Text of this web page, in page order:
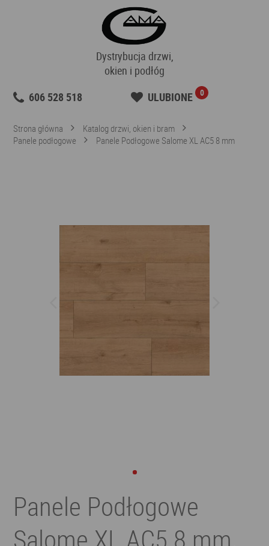
Dystrybucja drzwi,
okien i podłóg
606 528 518
ULUBIONE 0
Strona główna
Katalog drzwi, okien i bram
Panele podłogowe
Panele Podłogowe Salome XL AC5 8 mm
Panele Podłogowe
Salome XL AC5 8 mm,